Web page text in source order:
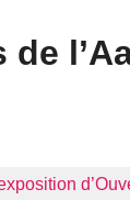
de